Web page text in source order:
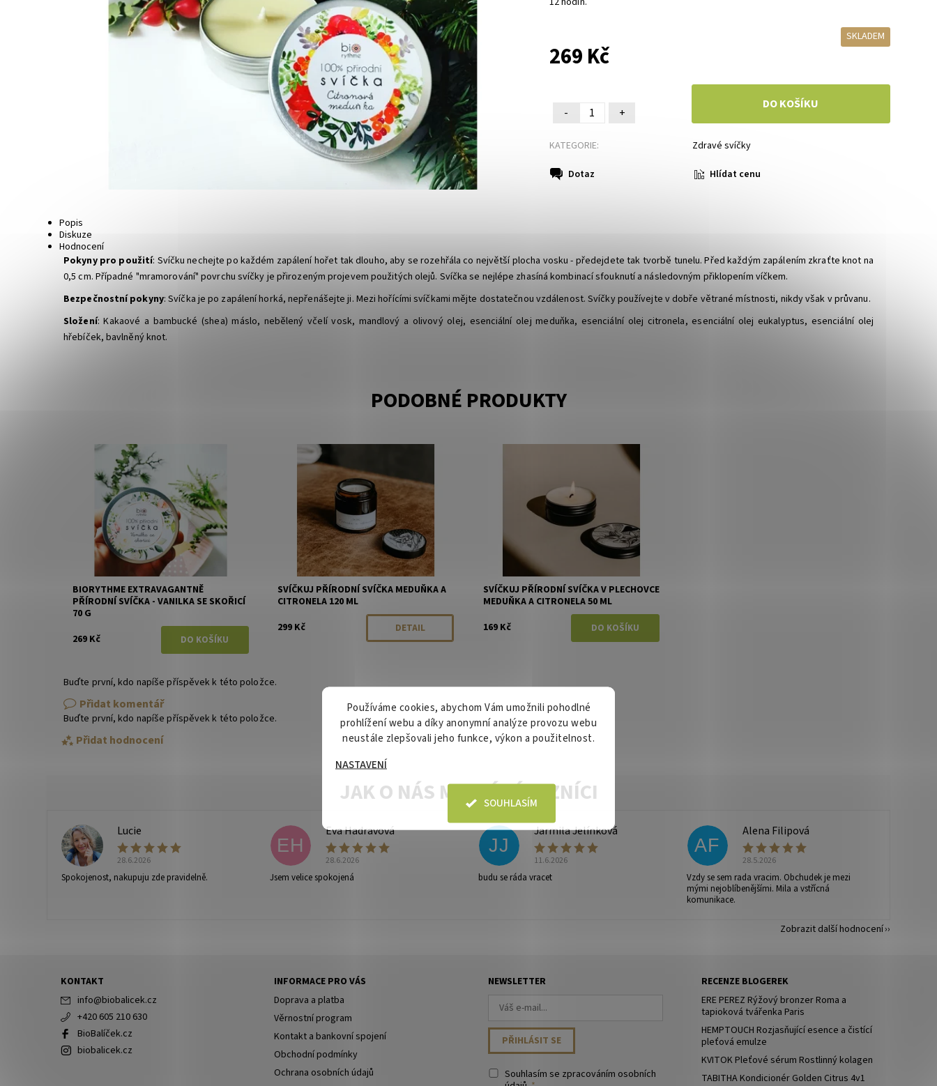
SKLADEM
269 Kč
- +
KATEGORIE: Zdravé svíčky
Dotaz Hlídat cenu
Popis
Diskuze
Hodnocení
Pokyny pro použití: Svíčku nechejte po každém zapálení hořet tak dlouho, aby se rozehřála co největší plocha vosku - předejdete tak tvorbě tunelu. Před každým zapálením zkraťte knot na
0,5 cm. Případné "mramorování" povrchu svíčky je přirozeným projevem použitých olejů. Svíčka se nejlépe zhasíná kombinací sfouknutí a následovným přiklopením víčkem.
Bezpečnostní pokyny: Svíčka je po zapálení horká, nepřenášejte ji. Mezi hořícími svíčkami mějte dostatečnou vzdálenost. Svíčky používejte v dobře větrané místnosti, nikdy však v průvanu.
Složení: Kakaové a bambucké (shea) máslo, nebělený včelí vosk, mandlový a olivový olej, esenciální olej meduňka, esenciální olej citronela, esenciální olej eukalyptus, esenciální olej
hřebíček, bavlněný knot.
PODOBNÉ PRODUKTY
Dostupnost:
Skladem
Biorythme
BIORYTHME EXTRAVAGANTNĚ
PŘÍRODNÍ SVÍČKA - VANILKA SE SKOŘICÍ
70 G
269 Kč
Dostupnost:
Momentálně vyprodáno
Značka:
SVÍČKUJ PŘÍRODNÍ SVÍČKA MEDUŇKA A
CITRONELA 120 ML
299 Kč
DETAIL
Dostupnost:
Skladem
SVÍČKUJ PŘÍRODNÍ SVÍČKA V PLECHOVCE
MEDUŇKA A CITRONELA 50 ML
169 Kč
Buďte první, kdo napíše příspěvek k této položce.
Přidat komentář
Buďte první, kdo napíše příspěvek k této položce.
Přidat hodnocení
L
Lucie
28.6.2026
Spokojenost, nakupuju zde pravidelně.
EH
Eva Hadravová
28.6.2026
Jsem velice spokojená
JJ
Jarmila Jelínková
11.6.2026
budu se ráda vracet
AF
Alena Filipová
28.5.2026
Vzdy se sem rada vracim. Obchudek je mezi
mými nejoblíbenějšími. Mila a vstřícná
komunikace.
Zobrazit další hodnocení
KONTAKT
info@biobalicek.cz
+420 605 210 630
BioBalíček.cz
biobalicek.cz
INFORMACE PRO VÁS
Doprava a platba
Věrnostní program
Kontakt a bankovní spojení
Obchodní podmínky
Ochrana osobních údajů
NEWSLETTER
Souhlasím se zpracováním osobních
RECENZE BLOGEREK
ERE PEREZ Rýžový bronzer Roma a
tapioková tvářenka Paris
HEMPTOUCH Rozjasňující esence a čistící
pleťová emulze
KVITOK Pleťové sérum Rostlinný kolagen
TABITHA Kondicionér Golden Citrus 4v1
Používáme cookies, abychom Vám umožnili pohodlné
prohlížení webu a díky anonymní analýze provozu webu
neustále zlepšovali jeho funkce, výkon a použitelnost.
NASTAVENÍ
SOUHLASÍM